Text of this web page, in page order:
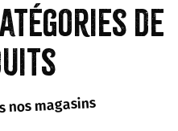
de
nos magasins